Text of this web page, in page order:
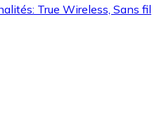
True Wireless, Sans fil